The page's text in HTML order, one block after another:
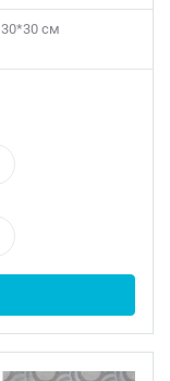
30*30 см